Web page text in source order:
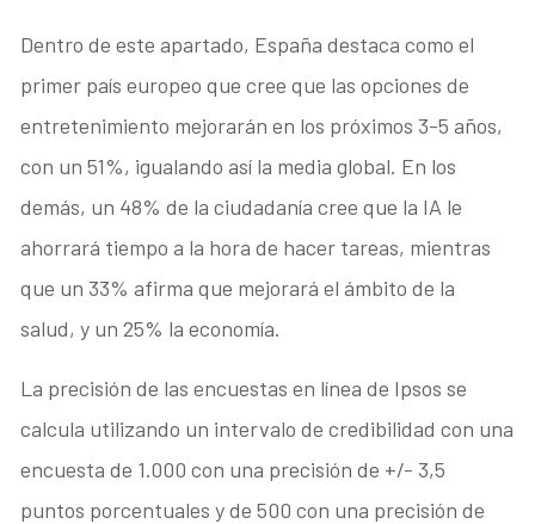
Dentro de este apartado, España destaca como el
primer país europeo que cree que las opciones de
entretenimiento mejorarán en los próximos 3-5 años,
con un 51%, igualando así la media global. En los
demás, un 48% de la ciudadanía cree que la IA le
ahorrará tiempo a la hora de hacer tareas, mientras
que un 33% afirma que mejorará el ámbito de la
salud, y un 25% la economía.
La precisión de las encuestas en línea de Ipsos se
calcula utilizando un intervalo de credibilidad con una
encuesta de 1.000 con una precisión de +/- 3,5
puntos porcentuales y de 500 con una precisión de